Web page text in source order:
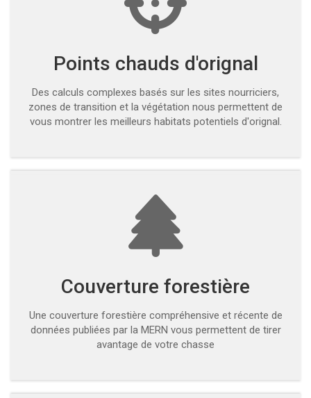
Points chauds d'orignal
Des calculs complexes basés sur les sites nourriciers,
zones de transition et la végétation nous permettent de
vous montrer les meilleurs habitats potentiels d'orignal.
Couverture forestière
Une couverture forestière compréhensive et récente de
données publiées par la MERN vous permettent de tirer
avantage de votre chasse